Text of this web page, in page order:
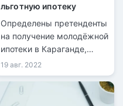
льготную ипотеку
Определены претенденты
на получение молодёжной
ипотеки в Караганде,
передает
информационная служба
kn.kz со ссылкой на
акимат Карагандинской
19 авг. 2022